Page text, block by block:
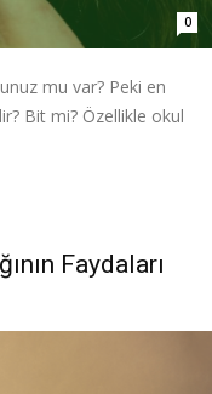
0
mu var? Peki en
Bit mi? Özellikle okul
Faydaları